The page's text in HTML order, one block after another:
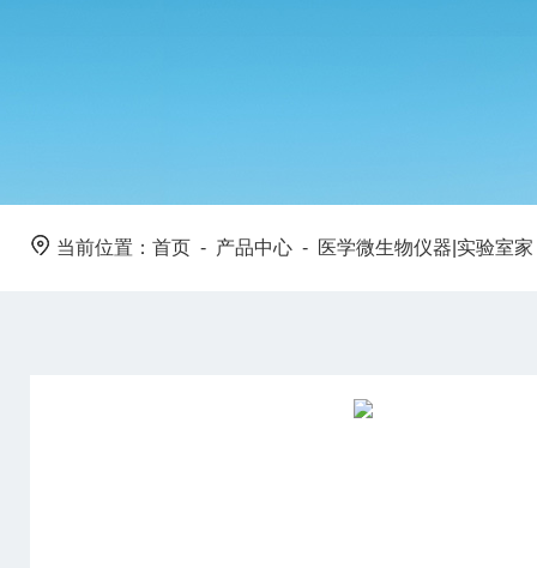
当前位置： 首页 - 产品中心 - 医学微生物仪器|实验室家